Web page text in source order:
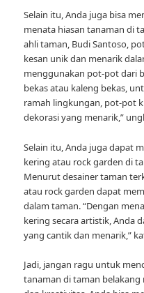
Selain itu, Anda juga bisa
menata hiasan tanaman di
ahli taman, Budi Santoso,
kesan unik dan menarik
menggunakan pot-pot dari
bekas atau kaleng bekas,
ramah lingkungan, pot-pot
dekorasi yang menarik,”
Selain itu, Anda juga dapat
kering atau rock garden di
Menurut desainer taman
atau rock garden dapat
dalam taman. “Dengan
kering secara artistik, Anda
yang cantik dan menarik,”
Jadi, jangan ragu untuk
tanaman di taman belakang